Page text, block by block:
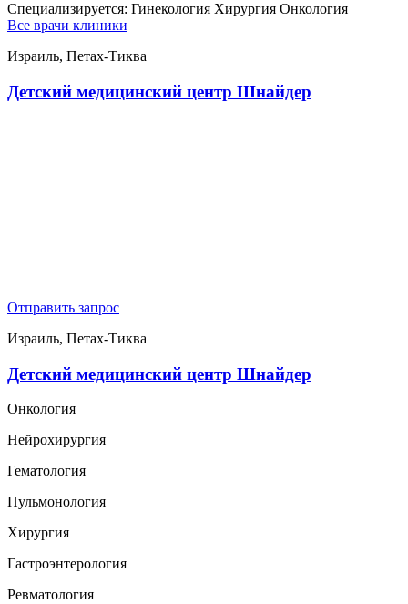
Специализируется: Гинекология Хирургия Онкология
Все врачи клиники
Израиль, Петах-Тиква
Детский медицинский центр Шнайдер
Отправить запрос
Израиль, Петах-Тиква
Детский медицинский центр Шнайдер
Онкология
Нейрохирургия
Гематология
Пульмонология
Хирургия
Гастроэнтерология
Ревматология